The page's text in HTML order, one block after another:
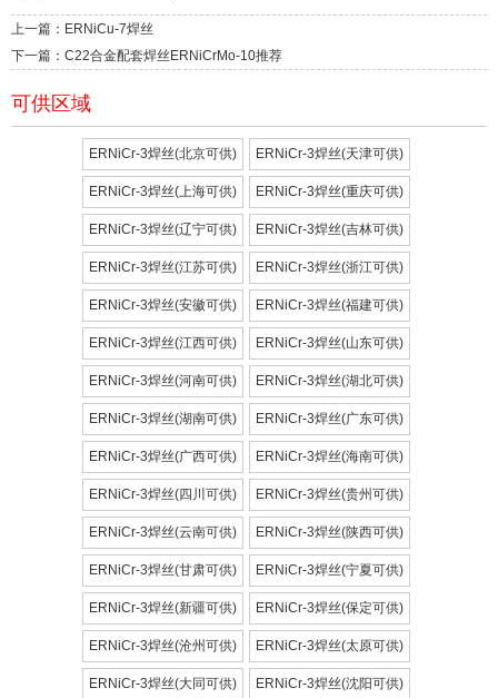
上一篇：ERNiCu-7焊丝
下一篇：C22合金配套焊丝ERNiCrMo-10推荐
可供区域
ERNiCr-3焊丝(北京可供) ERNiCr-3焊丝(天津可供)
ERNiCr-3焊丝(上海可供) ERNiCr-3焊丝(重庆可供)
ERNiCr-3焊丝(辽宁可供) ERNiCr-3焊丝(吉林可供)
ERNiCr-3焊丝(江苏可供) ERNiCr-3焊丝(浙江可供)
ERNiCr-3焊丝(安徽可供) ERNiCr-3焊丝(福建可供)
ERNiCr-3焊丝(江西可供) ERNiCr-3焊丝(山东可供)
ERNiCr-3焊丝(河南可供) ERNiCr-3焊丝(湖北可供)
ERNiCr-3焊丝(湖南可供) ERNiCr-3焊丝(广东可供)
ERNiCr-3焊丝(广西可供) ERNiCr-3焊丝(海南可供)
ERNiCr-3焊丝(四川可供) ERNiCr-3焊丝(贵州可供)
ERNiCr-3焊丝(云南可供) ERNiCr-3焊丝(陕西可供)
ERNiCr-3焊丝(甘肃可供) ERNiCr-3焊丝(宁夏可供)
ERNiCr-3焊丝(新疆可供) ERNiCr-3焊丝(保定可供)
ERNiCr-3焊丝(沧州可供) ERNiCr-3焊丝(太原可供)
ERNiCr-3焊丝(大同可供) ERNiCr-3焊丝(沈阳可供)